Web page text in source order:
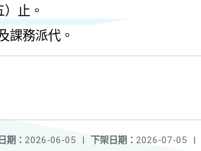
）止。
課務派代。
下架日期： 2026-07-05 |
期： 2026-06-05 |